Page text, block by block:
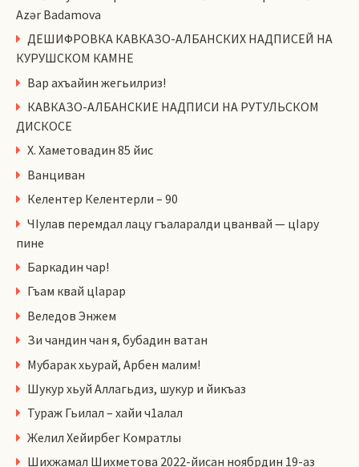
Azər Badamova
ДЕШИФРОВКА КАВКАЗО-АЛБАНСКИХ НАДПИСЕЙ НА
КУРУШСКОМ КАМНЕ
Вар ахъайин жегьилриз!
КАВКАЗО-АЛБАНСКИЕ НАДПИСИ НА РУТУЛЬСКОМ
ДИСКОСЕ
Х. Хаметовадин 85 йис
Ванциван
Келентер Келентерли – 90
ЧIулав перемдал лацу гъаларалди цванвай — цIару
пине
Баркадин чар!
Гъам квай цlарар
Веледов Энжем
Зи чандин чан я, бубадин ватан
Мубарак хьурай, Арбен малим!
Шукур хьуй Аллагьдиз, шукур и йикъаз
Тураж Гьилал – хайи ч1алал
Желил Хейирбег Комратлы
Шихжамал Шихметова 2022-йисан ноябрдин 19-аз